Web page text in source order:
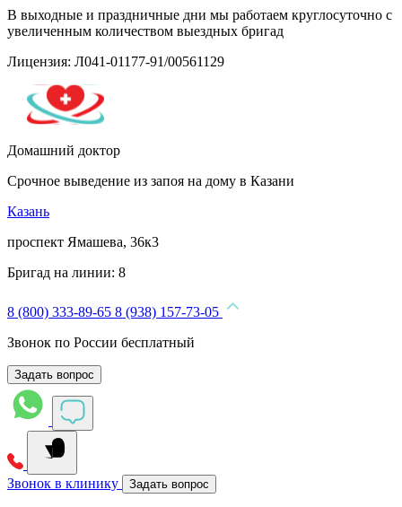
В выходные и праздничные дни мы работаем круглосуточно с
увеличенным количеством выездных бригад
Лицензия: Л041-01177-91/00561129
Домашний доктор
Срочное выведение из запоя на дому в Казани
Казань
проспект Ямашева, 36к3
Бригад на линии: 8
8 (800) 333-89-65 8 (938) 157-73-05
Звонок по России бесплатный
Задать вопрос
Звонок в клинику Задать вопрос